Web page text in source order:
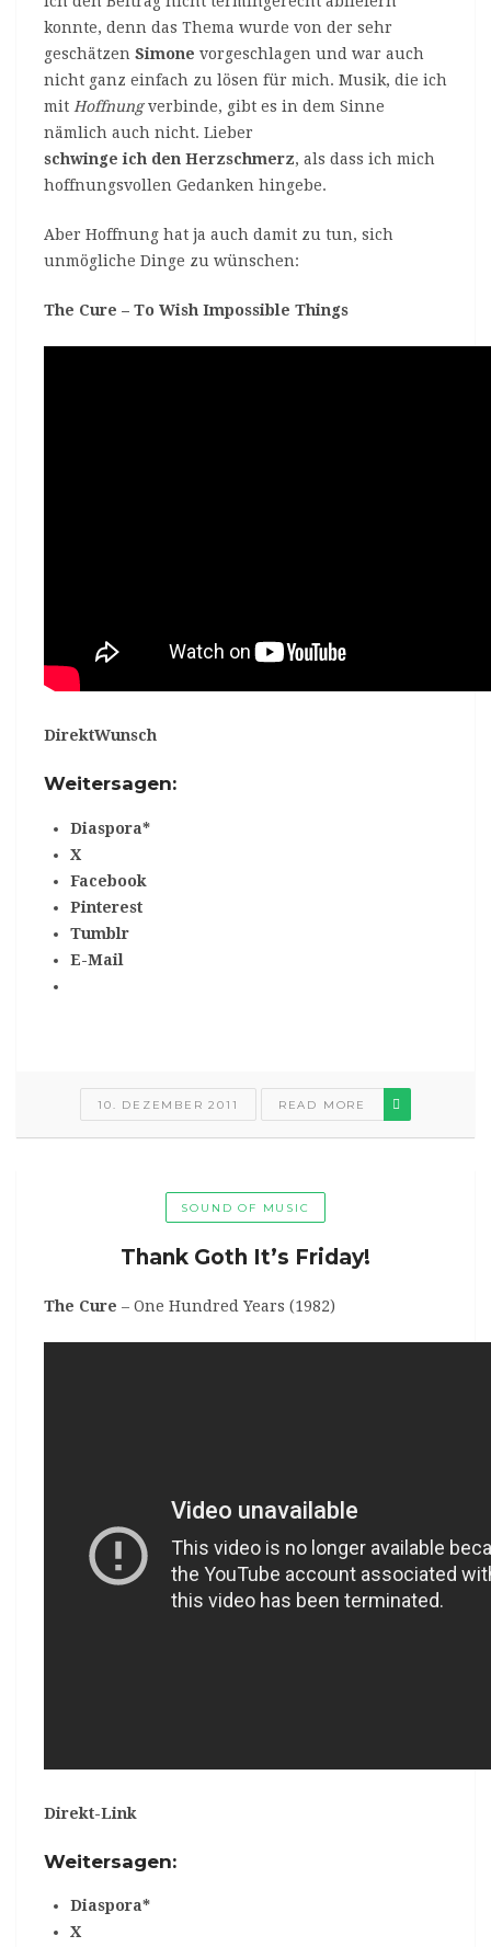
konnte, denn das Thema wurde von der sehr
geschätzen Simone vorgeschlagen und war auch
nicht ganz einfach zu lösen für mich. Musik, die ich
mit Hoffnungverbinde, gibt es in dem Sinne
nämlich auch nicht. Lieber
schwinge ich den Herzschmerz, als dass ich mich
hoffnungsvollen Gedanken hingebe.
Aber Hoffnung hat ja auch damit zu tun, sich
unmögliche Dinge zu wünschen:
The Cure – To Wish Impossible Things
DirektWunsch
Weitersagen:
Diaspora*
X
Facebook
Pinterest
Tumblr
E-Mail
10. DEZEMBER 2011 READ MORE
SOUND OF MUSIC
Thank Goth It’s Friday!
The Cure – One Hundred Years (1982)
Direkt-Link
Weitersagen:
Diaspora*
X